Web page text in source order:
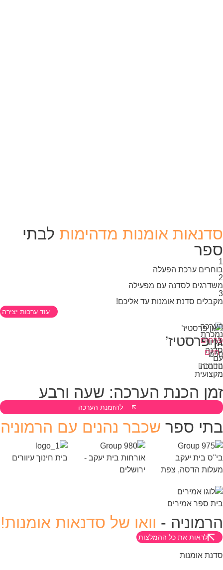
אומנות מדהימות לבתי
ערכת הפעלה
לסדנה עם מפעילה
סדנת אומנות עד אליכם!
עוד ערכות יצירה
פרסטיז’
₪

הכנת הערכה: שעה ורבע
להזמנת הערכה
ספרשכבר נהנים עם הרמוניה
בית יעקב
הדסה, צפת
אורחות בית יעקב -
ירושלים
בית חינוך עיוורים
ספר אמירים
- וואו של סדנאות אומנות!
לראות את כל ההמלצות
אומנות